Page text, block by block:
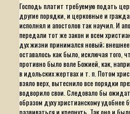
Господь платит требуемую подать
другие порядки, и церковные и
исполнял и апостолов так научил. И
передали тот же закон и всем
дух жизни принимался новый;
оставалось как было, исключая того,
противно было воле Божией, как,
в идольских жертвах и т. п. Потом
взяло верх, вытеснило все порядки
водворило свои. Следовало бы
образом духу христианскому удобнее
развиваться и крепнуть. Так оно и